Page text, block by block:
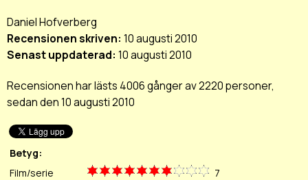
Daniel Hofverberg
Recensionen skriven: 10 augusti 2010
Senast uppdaterad: 10 augusti 2010
Recensionen har lästs 4006 gånger av 2220 personer,
sedan den 10 augusti 2010
Betyg:
Film/serie
7